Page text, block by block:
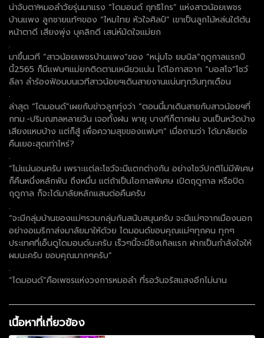
น่าจับตา!หมอลำวัยรุ่นมาแรง “ไดมอนด์ ฤทธิไกร” แห่งสาวน้อยเพชร
บ้านแพง ลูกชายแท้ๆของ “ไหมไทย หัวใจศิลป์” เขาเป็นลูกไม้หล่นใต้ต้น
หน้าตาดี เสียงพุ่ง บุคลิกดี เสน่ห์มัดใจแม่ยก
.
มาขึ้นเวที “สาวน้อยเพชรบ้านแพง”ของ “หนุ่มโจ ยมนิล”ฤดูกาลแรกปี
นี้2565 ก็มีแฟนๆแม่ยกติดตามเหนียวแน่น ได้โอกาสจาก “บอสโจ”โชว์
ลีลา ลำร้องฟ้อนบนเวทีสาวน้อยฯเดินสายงานแน่นทุกวันทุกเดือน
.
ล่าสุด “ไดมอนด์”เผยกับข่าวลูกทุ่งว่า “ตอนนี้มาเดินสายกับสาวน้อยฯที่
กทม.-ปริมณฑลหลายวัน เจอทั้งฝน พายุ บางทีก็ตากฝน จนเป็นหวัดบ้าง
เสียงแหบบ้าง แต่ก็สู้ เพื่อความสุขของแฟนๆ” เมื่อถามว่า ได้มาลัยต่อ
คืนเยอะสุดเท่าไหร่?
.
“ไม่แน่นอนครับ เพราะแต่ละโชว์จะมีแตกต่างกัน อย่างโชว์ปกติไม่มีพิเศษ
ก็คืนหนึ่งหลักพัน ถึงหมื่น แต่ถ้าเป็นโอกาสพิเศษ เปิดฤดูกาล หรือปิด
ฤดูกาล ก็จะได้มาลัยหลักแสนต่อคืนครับ
.
“จะมีกลุ่มบ้านของแม่ๆรวมกลุ่มกันสนับสนุนครับ จะมีแม่ๆจากเมืองนอก
อย่างอเมริกาส่งมาลัยมาให้ด้วย ไดมอนด์ขอบคุณแม่ๆทุกคน ทุกๆ
ประเทศที่เอ็นดูไดมอนด์นะครับ เร็วๆนี้จะมีซิงเกิลแรก ฝากเป็นกำลังใจให้
ผมนะครับ ขอบคุณมากๆครับ”
.
“ไดมอนด์”คือเพชรแห่งวงการหมอลำ ที่รอวันจรัสแสงอีกไม่นาน
เนื้อหาที่เกี่ยวข้อง